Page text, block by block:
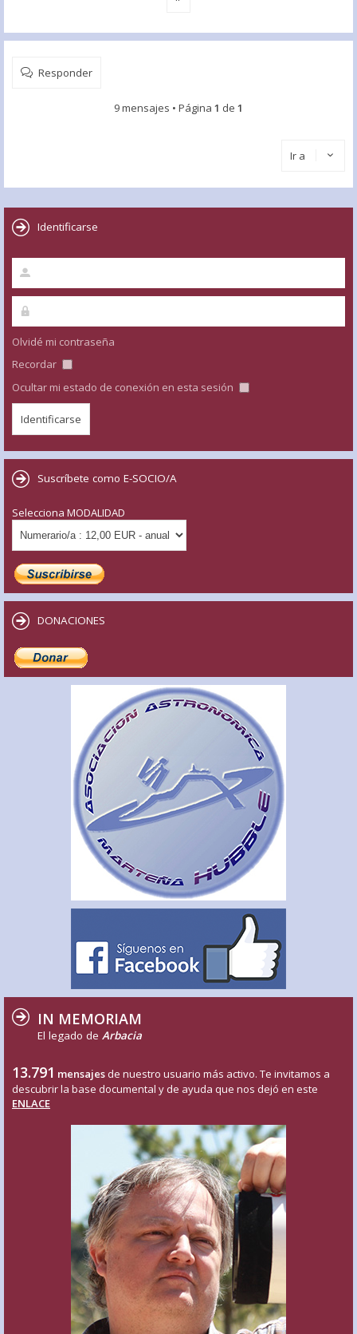
Responder
9 mensajes • Página 1 de 1
Ir a
Identificarse
Olvidé mi contraseña
Recordar
Ocultar mi estado de conexión en esta sesión
Suscríbete como E-SOCIO/A
Selecciona MODALIDAD
DONACIONES
IN MEMORIAM
El legado de Arbacia
13.791 mensajes de nuestro usuario más activo. Te invitamos a
descubrir la base documental y de ayuda que nos dejó en este
ENLACE